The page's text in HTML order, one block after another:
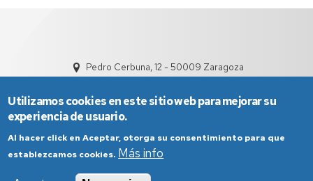
Pedro Cerbuna, 12 - 50009 Zaragoza
Aviso Legal Condiciones generales de uso
Utilizamos cookies en este sitio web para mejorar su
experiencia de usuario.
Al hacer click en Aceptar, otorga su consentimiento para que
establezcamos cookies. Más info